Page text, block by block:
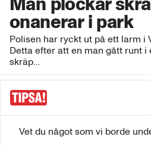
onanerar i park
Polisen har ryckt ut på ett larm i
Detta efter att en man gått runt i
skräp…
Vet du något som vi borde